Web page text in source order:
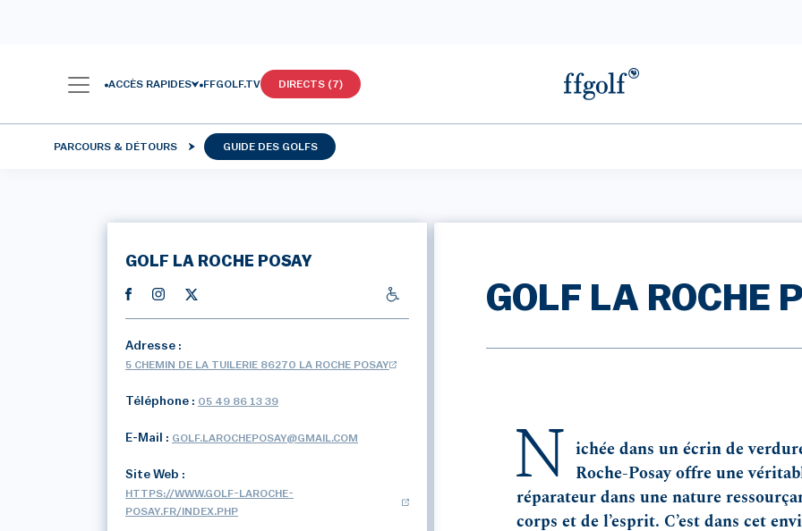
ACCÈS RAPIDES FFGOLF.TV DIRECTS (7)
PARCOURS & DÉTOURS GUIDE DES GOLFS
GOLF LA ROCHE POSAY
Adresse :
5 CHEMIN DE LA TUILERIE 86270 LA ROCHE POSAY
Téléphone : 05 49 86 13 39
E-Mail : GOLF.LAROCHEPOSAY@GMAIL.COM
Site Web :
HTTPS://WWW.GOLF-LAROCHE-
POSAY.FR/INDEX.PHP
GOLF LA ROCHE
N
ichée dans un écrin de
Roche-Posay offre une
réparateur dans une nature
corps et de l’esprit. C’est dans cet